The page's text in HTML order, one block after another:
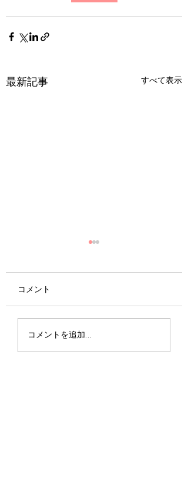
最新記事 すべて表示
高周波はたるみに効
コメント
コメントを追加…